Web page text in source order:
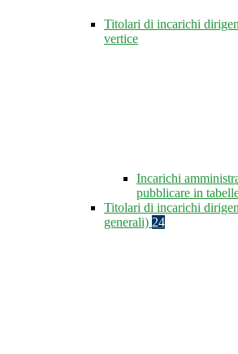
Titolari di incarichi
vertice
Incarichi
pubblicare in
Titolari di incarichi
generali) 24